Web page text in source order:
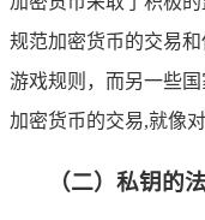
规范加密货币的交易
游戏规则，而另一些
加密货币的交易,就像
（二）私钥的